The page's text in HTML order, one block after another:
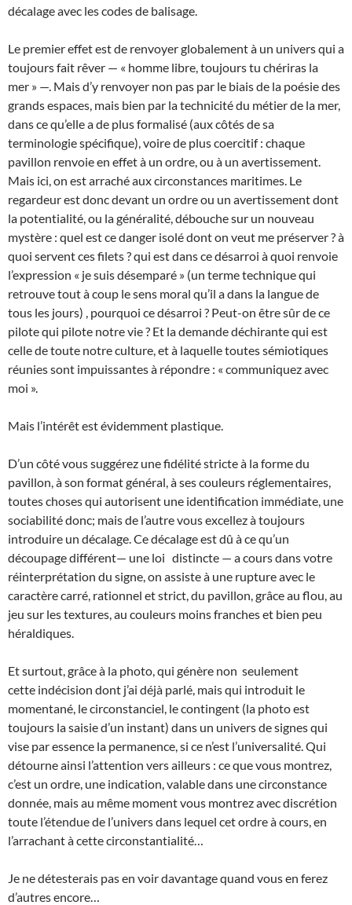
décalage avec les codes de balisage.
Le premier effet est de renvoyer globalement à un univers qui a
toujours fait rêver — « homme libre, toujours tu chériras la
mer » —. Mais d’y renvoyer non pas par le biais de la poésie des
grands espaces, mais bien par la technicité du métier de la mer,
dans ce qu’elle a de plus formalisé (aux côtés de sa
terminologie spécifique), voire de plus coercitif : chaque
pavillon renvoie en effet à un ordre, ou à un avertissement.
Mais ici, on est arraché aux circonstances maritimes. Le
regardeur est donc devant un ordre ou un avertissement dont
la potentialité, ou la généralité, débouche sur un nouveau
mystère : quel est ce danger isolé dont on veut me préserver ? à
quoi servent ces filets ? qui est dans ce désarroi à quoi renvoie
l’expression « je suis désemparé » (un terme technique qui
retrouve tout à coup le sens moral qu’il a dans la langue de
tous les jours) , pourquoi ce désarroi ? Peut-on être sûr de ce
pilote qui pilote notre vie ? Et la demande déchirante qui est
celle de toute notre culture, et à laquelle toutes sémiotiques
réunies sont impuissantes à répondre : « communiquez avec
moi ».
Mais l’intérêt est évidemment plastique.
D’un côté vous suggérez une fidélité stricte à la forme du
pavillon, à son format général, à ses couleurs réglementaires,
toutes choses qui autorisent une identification immédiate, une
sociabilité donc; mais de l’autre vous excellez à toujours
introduire un décalage. Ce décalage est dû à ce qu’un
découpage différent— une loi distincte — a cours dans votre
réinterprétation du signe, on assiste à une rupture avec le
caractère carré, rationnel et strict, du pavillon, grâce au flou, au
jeu sur les textures, au couleurs moins franches et bien peu
héraldiques.
Et surtout, grâce à la photo, qui génère non seulement
cette indécision dont j’ai déjà parlé, mais qui introduit le
momentané, le circonstanciel, le contingent (la photo est
toujours la saisie d’un instant) dans un univers de signes qui
vise par essence la permanence, si ce n’est l’universalité. Qui
détourne ainsi l’attention vers ailleurs : ce que vous montrez,
c’est un ordre, une indication, valable dans une circonstance
donnée, mais au même moment vous montrez avec discrétion
toute l’étendue de l’univers dans lequel cet ordre à cours, en
l’arrachant à cette circonstantialité…
Je ne détesterais pas en voir davantage quand vous en ferez
d’autres encore…